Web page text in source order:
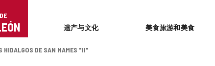
遗产与文化 美食旅游和美食
HIDALGOS DE SAN MAMES "II"